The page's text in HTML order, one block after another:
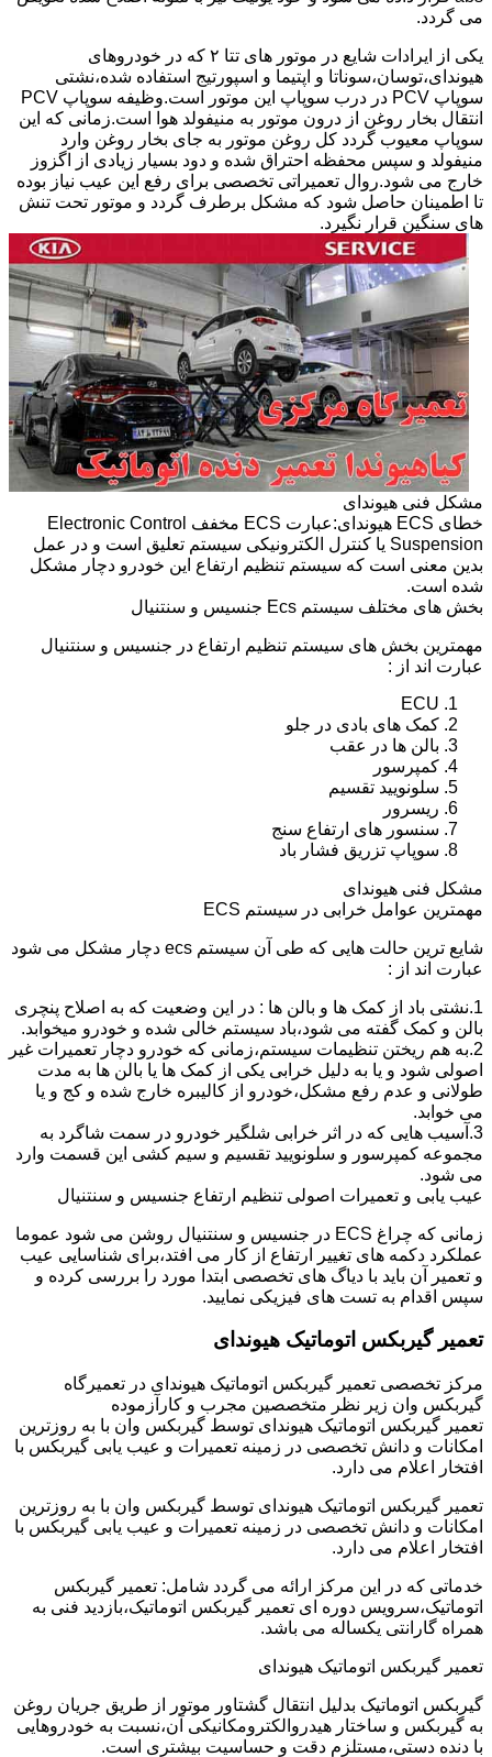
می گردد.
یکی از ایرادات شایع در موتور های تتا ۲ که در خودروهای
هیوندای،توسان،سوناتا و اپتیما و اسپورتیج استفاده شده،نشتی
سوپاپ PCV در درب سوپاپ این موتور است.وظیفه سوپاپ PCV
انتقال بخار روغن از درون موتور به منیفولد هوا است.زمانی که این
سوپاپ معیوب گردد کل روغن موتور به جای بخار روغن وارد
منیفولد و سپس محفظه احتراق شده و دود بسیار زیادی از اگزوز
خارج می شود.روال تعمیراتی تخصصی برای رفع این عیب نیاز بوده
تا اطمینان حاصل شود که مشکل برطرف گردد و موتور تحت تنش
های سنگین قرار نگیرد.
مشکل فنی هیوندای
خطای ECS هیوندای:عبارت ECS مخفف Electronic Control
Suspension یا کنترل الکترونیکی سیستم تعلیق است و در عمل
بدین معنی است که سیستم تنظیم ارتفاع این خودرو دچار مشکل
شده است.
بخش های مختلف سیستم Ecs جنسیس و سنتنیال
مهمترین بخش های سیستم تنظیم ارتفاع در جنسیس و سنتنیال
عبارت اند از :
ECU
کمک های بادی در جلو
بالن ها در عقب
کمپرسور
سلونویید تقسیم
ریسرور
سنسور های ارتفاع سنج
سوپاپ تزریق فشار باد
مشکل فنی هیوندای
مهمترین عوامل خرابی در سیستم ECS
شایع ترین حالت هایی که طی آن سیستم ecs دچار مشکل می شود
عبارت اند از :
1.نشتی باد از کمک ها و بالن ها : در این وضعیت که به اصلاح پنچری
بالن و کمک گفته می شود،باد سیستم خالی شده و خودرو میخوابد.
2.به هم ریختن تنظیمات سیستم،زمانی که خودرو دچار تعمیرات غیر
اصولی شود و یا به دلیل خرابی یکی از کمک ها یا بالن ها به مدت
طولانی و عدم رفع مشکل،خودرو از کالیبره خارج شده و کج و یا
می خوابد.
3.آسیب هایی که در اثر خرابی شلگیر خودرو در سمت شاگرد به
مجموعه کمپرسور و سلونویید تقسیم و سیم کشی این قسمت وارد
می شود.
عیب یابی و تعمیرات اصولی تنظیم ارتفاع جنسیس و سنتنیال
زمانی که چراغ ECS در جنسیس و سنتنیال روشن می شود عموما
عملکرد دکمه های تغییر ارتفاع از کار می افتد،برای شناسایی عیب
و تعمیر آن باید با دیاگ های تخصصی ابتدا مورد را بررسی کرده و
سپس اقدام به تست های فیزیکی نمایید.
تعمیر گیربکس اتوماتیک هیوندای
مرکز تخصصی تعمیر گیربکس اتوماتیک هیوندای در تعمیرگاه
گیربکس وان زیر نظر متخصصین مجرب و کارآزموده
تعمیر گیربکس اتوماتیک هیوندای توسط گیربکس وان با به روزترین
امکانات و دانش تخصصی در زمینه تعمیرات و عیب یابی گیربکس با
افتخار اعلام می دارد.
تعمیر گیربکس اتوماتیک هیوندای توسط گیربکس وان با به روزترین
امکانات و دانش تخصصی در زمینه تعمیرات و عیب یابی گیربکس با
افتخار اعلام می دارد.
خدماتی که در این مرکز ارائه می گردد شامل: تعمیر گیربکس
اتوماتیک،سرویس دوره ای تعمیر گیربکس اتوماتیک،بازدید فنی به
همراه گارانتی یکساله می باشد.
تعمیر گیربکس اتوماتیک هیوندای
گیربکس اتوماتیک بدلیل انتقال گشتاور موتور از طریق جریان روغن
به گیربکس و ساختار هیدروالکترومکانیکی آن،نسبت به خودروهایی
با دنده دستی،مستلزم دقت و حساسیت بیشتری است.